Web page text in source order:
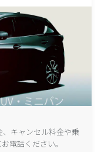
、キャンセル料金や乗
電話ください。